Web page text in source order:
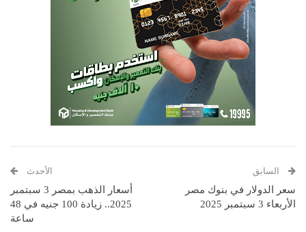
السابق
سعر الدولار في بنوك مصر
الأربعاء 3 سبتمبر 2025
الأحدث
أسعار الذهب بمصر 3 سبتمبر
2025.. زيادة 100 جنيه في 48
ساعة